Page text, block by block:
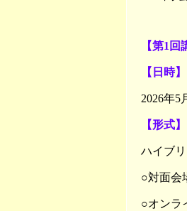
【第1
【日時】
2026年
【形式】
ハイブ
○対面
○オン